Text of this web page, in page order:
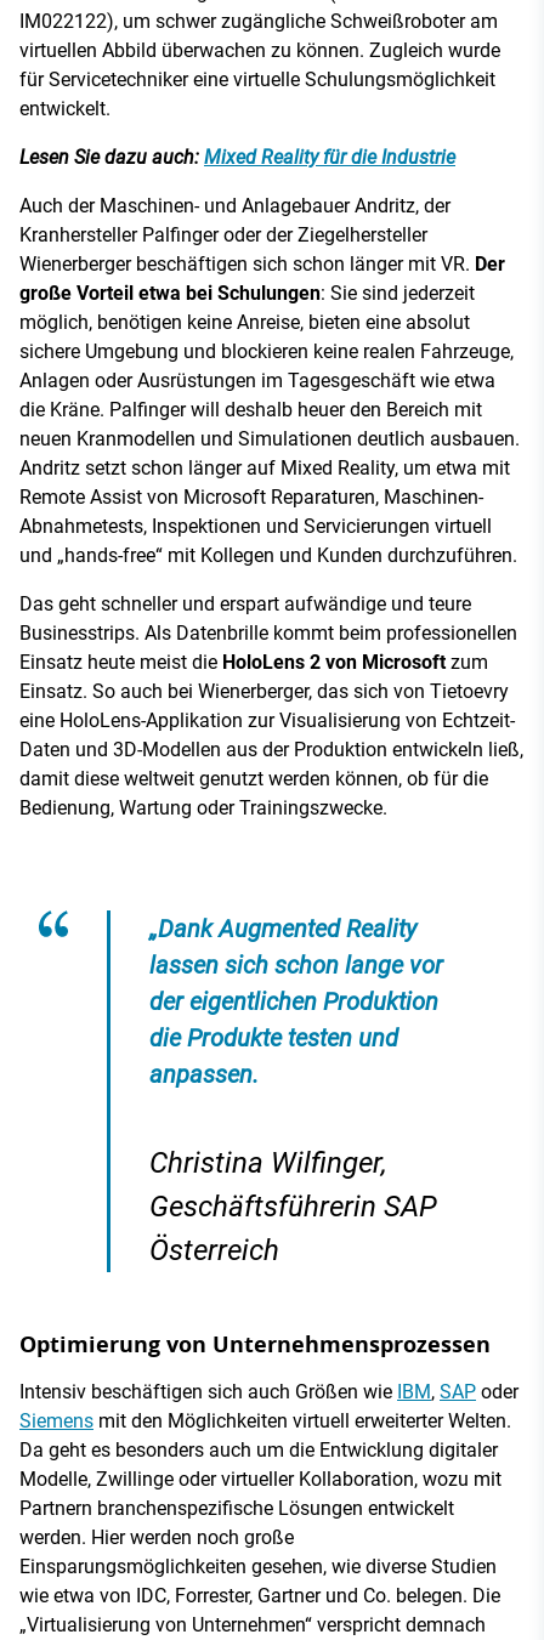
IM022122), um schwer zugängliche Schweißroboter am
virtuellen Abbild überwachen zu können. Zugleich wurde
für Servicetechniker eine virtuelle Schulungsmöglichkeit
entwickelt.
Lesen Sie dazu auch: Mixed Reality für die Industrie
Auch der Maschinen- und Anlagebauer Andritz, der
Kranhersteller Palfinger oder der Ziegelhersteller
Wienerberger beschäftigen sich schon länger mit VR. Der
große Vorteil etwa bei Schulungen: Sie sind jederzeit
möglich, benötigen keine Anreise, bieten eine absolut
sichere Umgebung und blockieren keine realen Fahrzeuge,
Anlagen oder Ausrüstungen im Tagesgeschäft wie etwa
die Kräne. Palfinger will deshalb heuer den Bereich mit
neuen Kranmodellen und Simulationen deutlich ausbauen.
Andritz setzt schon länger auf Mixed Reality, um etwa mit
Remote Assist von Microsoft Reparaturen, Maschinen-
Abnahmetests, Inspektionen und Servicierungen virtuell
und „hands-free“ mit Kollegen und Kunden durchzuführen.
Das geht schneller und erspart aufwändige und teure
Businesstrips. Als Datenbrille kommt beim professionellen
Einsatz heute meist die HoloLens 2 von Microsoftzum
Einsatz. So auch bei Wienerberger, das sich von Tietoevry
eine HoloLens-Applikation zur Visualisierung von Echtzeit-
Daten und 3D-Modellen aus der Produktion entwickeln ließ,
damit diese weltweit genutzt werden können, ob für die
Bedienung, Wartung oder Trainingszwecke.
„Dank Augmented Reality
lassen sich schon lange vor
der eigentlichen Produktion
die Produkte testen und
anpassen.
Christina Wilfinger,
Geschäftsführerin SAP
Österreich
Optimierung von Unternehmensprozessen
Intensiv beschäftigen sich auch Größen wie IBM, SAP oder
Siemens mit den Möglichkeiten virtuell erweiterter Welten.
Da geht es besonders auch um die Entwicklung digitaler
Modelle, Zwillinge oder virtueller Kollaboration, wozu mit
Partnern branchenspezifische Lösungen entwickelt
werden. Hier werden noch große
Einsparungsmöglichkeiten gesehen, wie diverse Studien
wie etwa von IDC, Forrester, Gartner und Co. belegen. Die
„Virtualisierung von Unternehmen“ verspricht demnach